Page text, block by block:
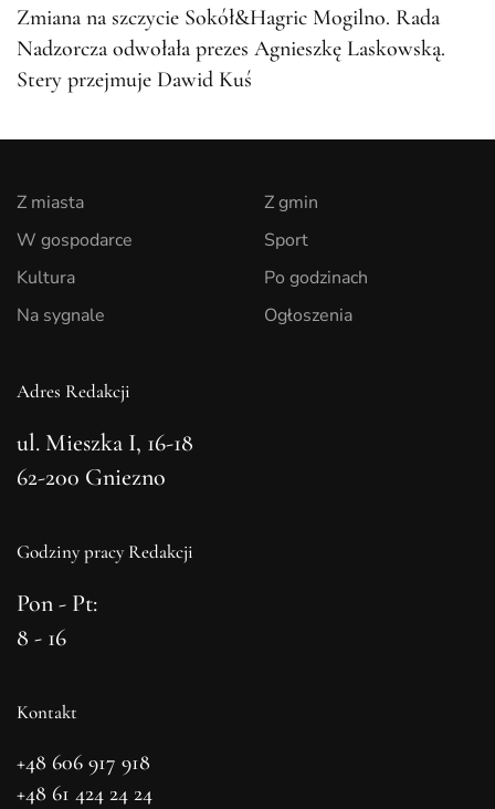
Zmiana na szczycie Sokół&Hagric Mogilno. Rada
Nadzorcza odwołała prezes Agnieszkę Laskowską.
Stery przejmuje Dawid Kuś
Z miasta
W gospodarce
Kultura
Na sygnale
Z gmin
Sport
Po godzinach
Ogłoszenia
Adres Redakcji
ul. Mieszka I, 16-18
62-200 Gniezno
Godziny pracy Redakcji
Pon - Pt:
8 - 16
Kontakt
+48 606 917 918
+48 61 424 24 24